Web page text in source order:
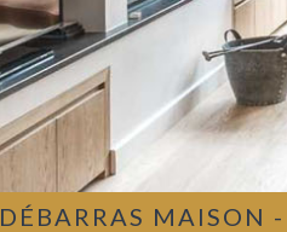
DÉBARRAS MAISON